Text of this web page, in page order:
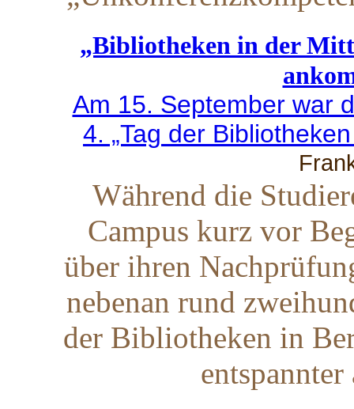
„Bibliotheken in der
Am 15. September war
4. „Tag der
Während die
Campus kurz vor
über ihren
nebenan rund
der Bibliotheken in
entspannter